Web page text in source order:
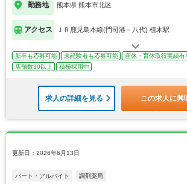
勤務地 熊本県 熊本市北区
アクセス ＪＲ鹿児島本線(門司港－八代) 植木駅
新卒も応募可能 未経験者も応募可能 産休・育休取得実績有
店舗数30以上
積極採用中
求人の詳細を見る この求人に興
更新日：2026年6月13日
パート・アルバイト 調剤薬局